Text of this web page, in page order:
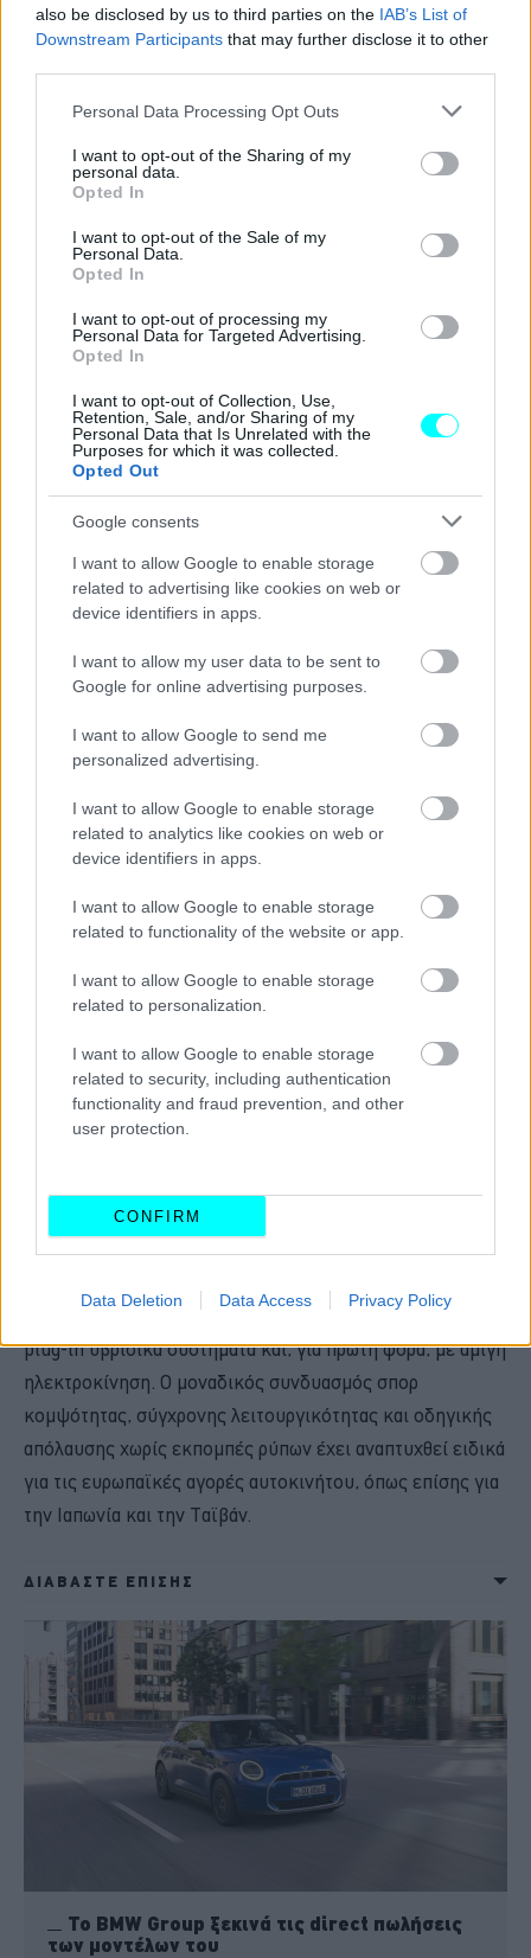
also be disclosed by us to third parties on the IAB’s List of
Downstream Participants that may further disclose it to other
Please note that this website/app uses one or more Google
not limited to your visit or usage behaviour. You may click to
grant or deny consent to Google and its third-party tags to
use your data for below specified purposes in below Google
consent section.
Personal Data Processing Opt Outs
I want to opt-out of the Sharing of my
personal data.
Opted In
I want to opt-out of the Sale of my
Personal Data.
Opted In
I want to opt-out of processing my
Personal Data for Targeted Advertising.
Opted In
I want to opt-out of Collection, Use,
Retention, Sale, and/or Sharing of my
Personal Data that Is Unrelated with the
Purposes for which it was collected.
Opted Out
Google consents
I want to allow Google to enable storage
related to advertising like cookies on web or
device identifiers in apps.
I want to allow my user data to be sent to
Google for online advertising purposes.
I want to allow Google to send me
personalized advertising.
I want to allow Google to enable storage
related to analytics like cookies on web or
device identifiers in apps.
I want to allow Google to enable storage
related to functionality of the website or app.
I want to allow Google to enable storage
related to personalization.
I want to allow Google to enable storage
related to security, including authentication
functionality and fraud prevention, and other
user protection.
CONFIRM
Data Deletion Data Access Privacy Policy
στάθμευσης είναι το Highway Assistant, το οποίο
επιτρέπει στους οδηγούς στη Γερμανία την οδήγηση
χωρίς χέρια στο τιμόνι για μεγαλύτερο χρονικό
διάστημα, με ταχύτητες έως και 130 χλμ./ώρα
. Όλα
αυτά βέβαια με την προϋπόθεση ότι συνεχίζουν να
παρακολουθούν επισταμένα την κατάσταση της
τον έλεγχο ανά πάσα στιγμή, εφόσον χρειαστεί.
Η νέα γενιά της BMW Σειράς 5 Touring θα γιορτάσει την
παγκόσμια πρεμιέρα της την άνοιξη του 2024. Η δεύτερη
έκδοση αμαξώματος της νέας BMW Σειράς 5 θα
Σειρά 5 Touring είναι το πρώτο premium μοντέλο
περιλαμβάνουν ήπια υβριδική τεχνολογία 48 Volt, με
plug-in υβριδικά συστήματα και, για πρώτη φορά, με αμιγή
ηλεκτροκίνηση. Ο μοναδικός συνδυασμός σπορ
κομψότητας, σύγχρονης λειτουργικότητας και οδηγικής
απόλαυσης χωρίς εκπομπές ρύπων έχει αναπτυχθεί ειδικά
για τις ευρωπαϊκές αγορές αυτοκινήτου, όπως επίσης για
την Ιαπωνία και την Ταϊβάν.
ΔΙΑΒΑΣΤΕ ΕΠΙΣΗΣ
Το BMW Group ξεκινά τις direct πωλήσεις
των μοντέλων του